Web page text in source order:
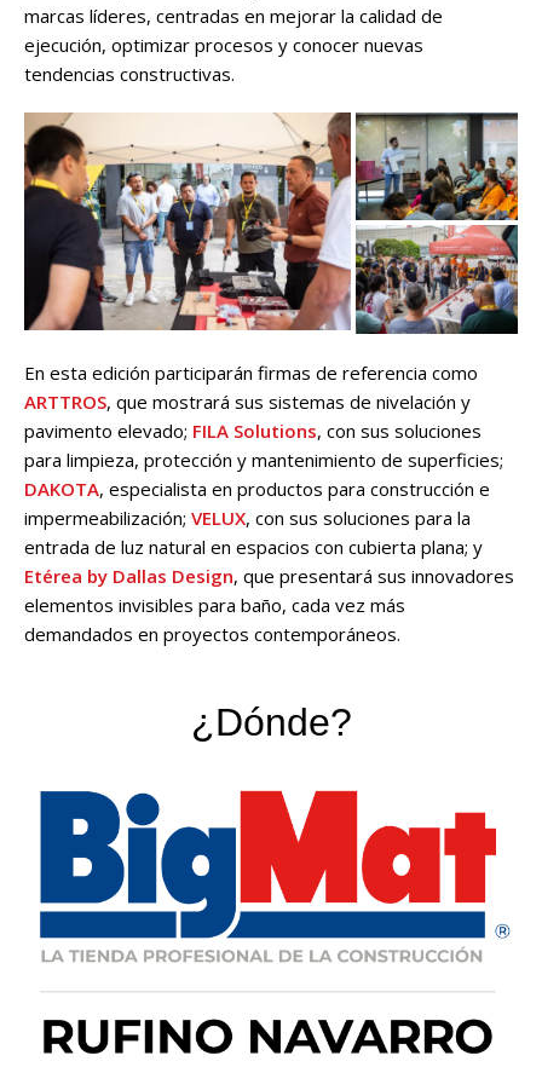
marcas líderes, centradas en mejorar la calidad de
ejecución, optimizar procesos y conocer nuevas
tendencias constructivas.
En esta edición participarán firmas de referencia como
ARTTROS, que mostrará sus sistemas de nivelación y
pavimento elevado; FILA Solutions, con sus soluciones
para limpieza, protección y mantenimiento de superficies;
DAKOTA, especialista en productos para construcción e
impermeabilización; VELUX, con sus soluciones para la
entrada de luz natural en espacios con cubierta plana; y
Etérea by Dallas Design, que presentará sus innovadores
elementos invisibles para baño, cada vez más
demandados en proyectos contemporáneos.
¿Dónde?